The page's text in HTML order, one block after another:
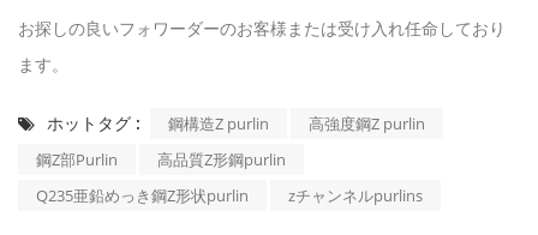
お探しの良いフォワーダーのお客様または受け入れ任命しており
ます。
ホットタグ : 鋼構造Z purlin
高強度鋼Z purlin
鋼Z部Purlin
高品質Z形鋼purlin
Q235亜鉛めっき鋼Z形状purlin
zチャンネルpurlins